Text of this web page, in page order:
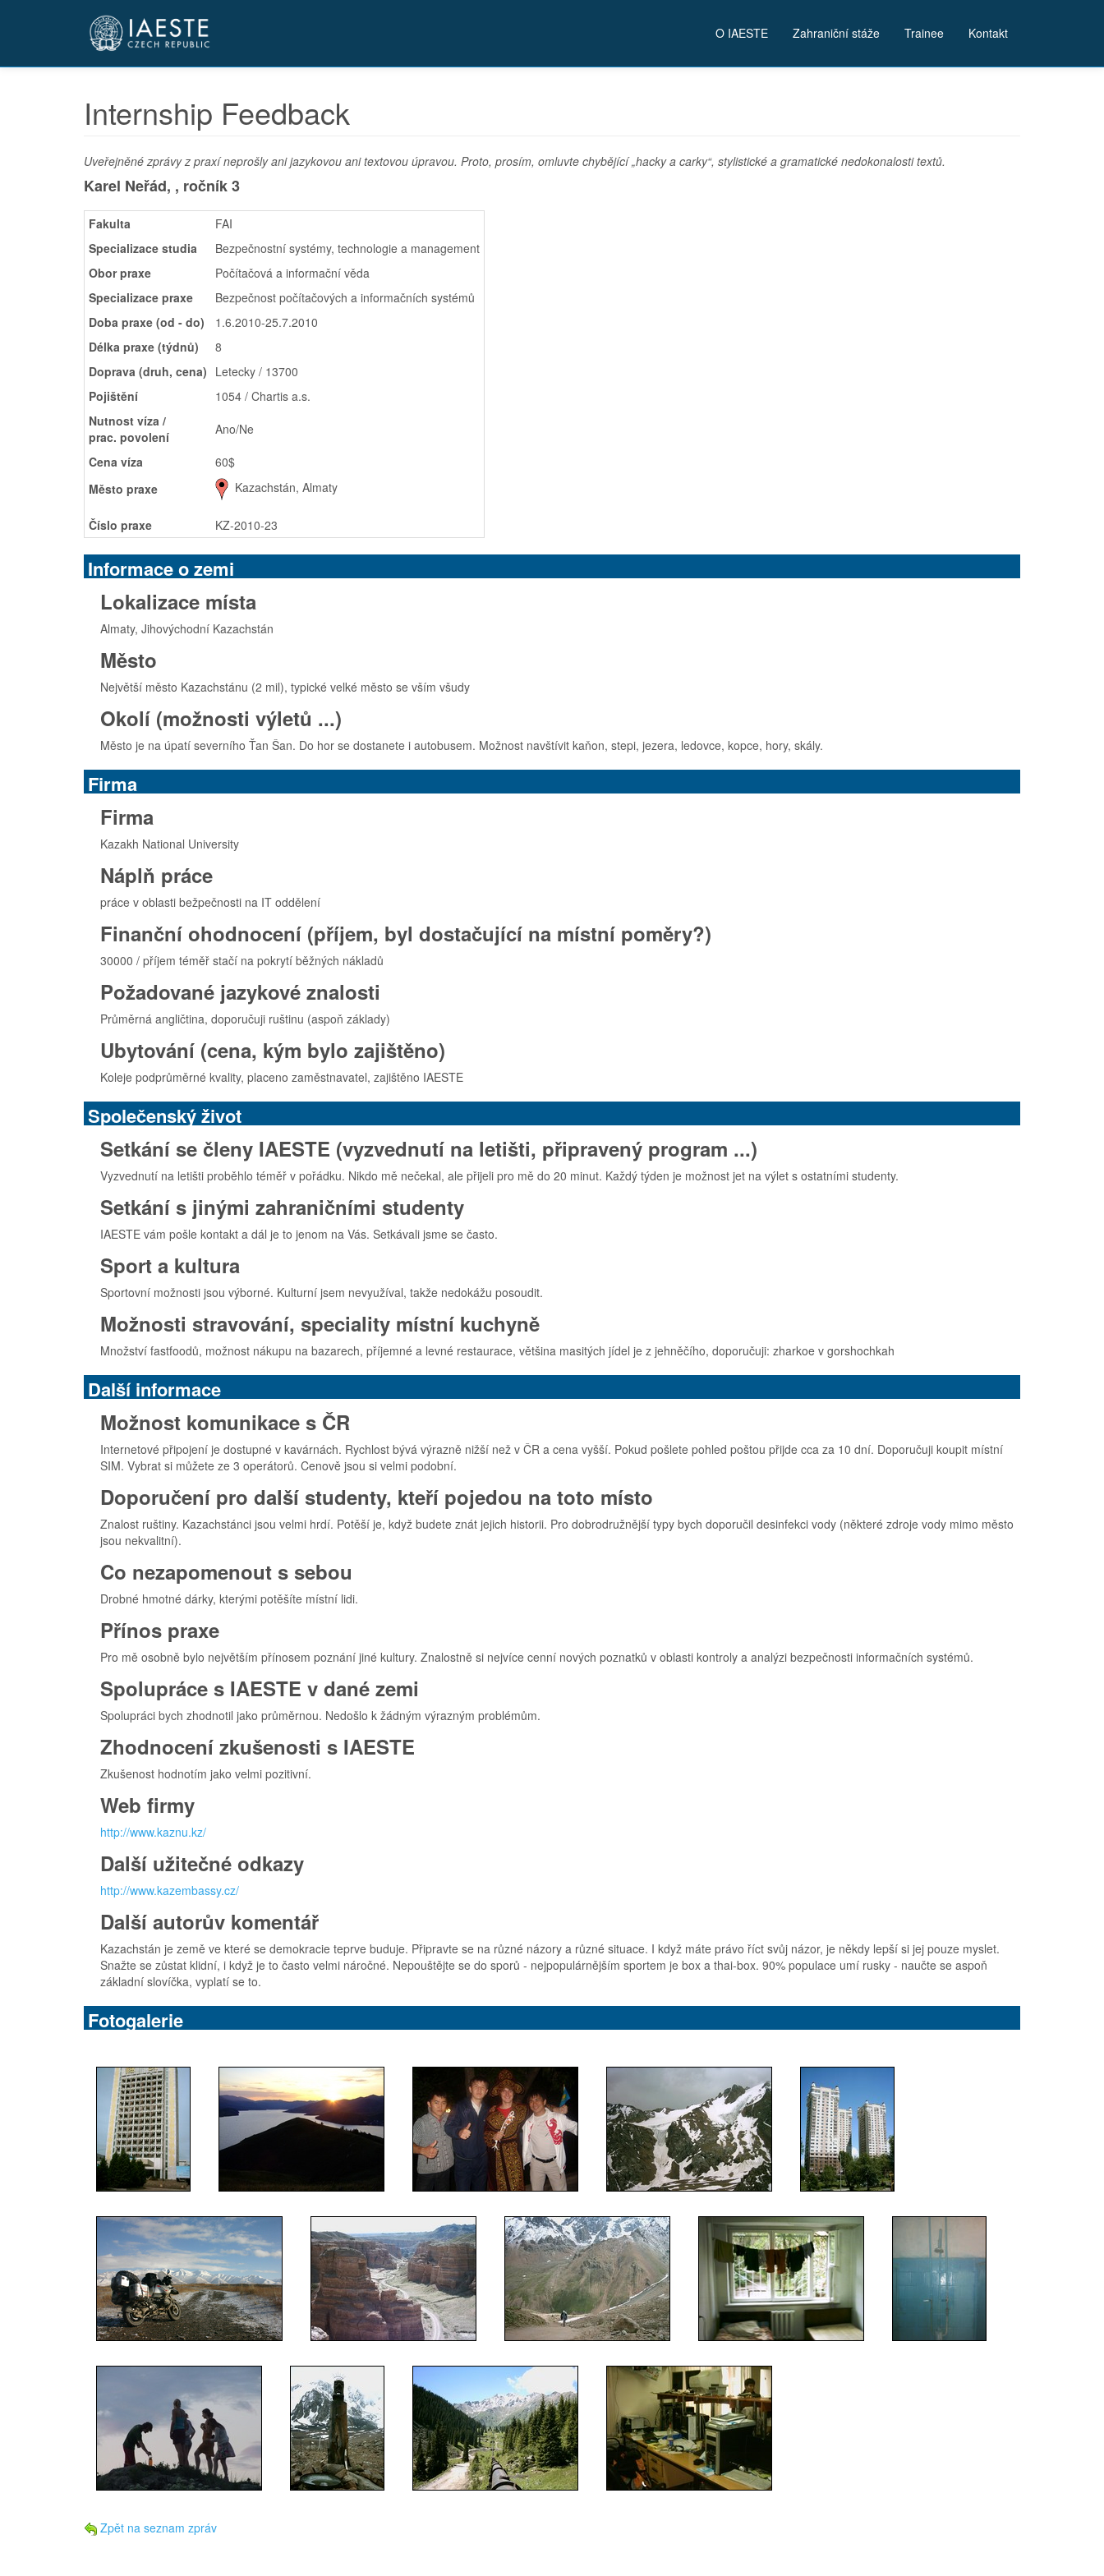
O IAESTE Zahraniční stáže Trainee Kontakt
Internship Feedback
Uveřejněné zprávy z praxí neprošly ani jazykovou ani textovou úpravou. Proto, prosím, omluvte chybějící „hacky a carky“, stylistické a gramatické nedokonalosti textů.
Karel Neřád, , ročník 3
Fakulta
FAI
Specializace studia
Bezpečnostní systémy, technologie a management
Obor praxe
Počítačová a informační věda
Specializace praxe
Bezpečnost počítačových a informačních systémů
Doba praxe (od - do)
1.6.2010-25.7.2010
Délka praxe (týdnů)
8
Doprava (druh, cena) Letecky / 13700
Pojištění
1054 / Chartis a.s.
Nutnost víza /
prac. povolení
Ano/Ne
Cena víza
60$
Město praxe
Kazachstán, Almaty
Číslo praxe KZ-2010-23
Informace o zemi
Lokalizace místa
Almaty, Jihovýchodní Kazachstán
Město
Největší město Kazachstánu (2 mil), typické velké město se vším všudy
Okolí (možnosti výletů ...)
Město je na úpatí severního Ťan Šan. Do hor se dostanete i autobusem. Možnost navštívit kaňon, stepi, jezera, ledovce, kopce, hory, skály.
Firma
Firma
Kazakh National University
Náplň práce
práce v oblasti bežpečnosti na IT oddělení
Finanční ohodnocení (příjem, byl dostačující na místní poměry?)
30000 / příjem téměř stačí na pokrytí běžných nákladů
Požadované jazykové znalosti
Průměrná angličtina, doporučuji ruštinu (aspoň základy)
Ubytování (cena, kým bylo zajištěno)
Koleje podprůměrné kvality, placeno zaměstnavatel, zajištěno IAESTE
Společenský život
Setkání se členy IAESTE (vyzvednutí na letišti, připravený program ...)
Vyzvednutí na letišti proběhlo téměř v pořádku. Nikdo mě nečekal, ale přijeli pro mě do 20 minut. Každý týden je možnost jet na výlet s ostatními studenty.
Setkání s jinými zahraničními studenty
IAESTE vám pošle kontakt a dál je to jenom na Vás. Setkávali jsme se často.
Sport a kultura
Sportovní možnosti jsou výborné. Kulturní jsem nevyužíval, takže nedokážu posoudit.
Možnosti stravování, speciality místní kuchyně
Množství fastfoodů, možnost nákupu na bazarech, příjemné a levné restaurace, většina masitých jídel je z jehněčího, doporučuji: zharkoe v gorshochkah
Další informace
Možnost komunikace s ČR
Internetové připojení je dostupné v kavárnách. Rychlost bývá výrazně nižší než v ČR a cena vyšší. Pokud pošlete pohled poštou přijde cca za 10 dní. Doporučuji koupit místní
SIM. Vybrat si můžete ze 3 operátorů. Cenově jsou si velmi podobní.
Doporučení pro další studenty, kteří pojedou na toto místo
Znalost ruštiny. Kazachstánci jsou velmi hrdí. Potěší je, když budete znát jejich historii. Pro dobrodružnější typy bych doporučil desinfekci vody (některé zdroje vody mimo město
jsou nekvalitní).
Co nezapomenout s sebou
Drobné hmotné dárky, kterými potěšíte místní lidi.
Přínos praxe
Pro mě osobně bylo největším přínosem poznání jiné kultury. Znalostně si nejvíce cenní nových poznatků v oblasti kontroly a analýzi bezpečnosti informačních systémů.
Spolupráce s IAESTE v dané zemi
Spolupráci bych zhodnotil jako průměrnou. Nedošlo k žádným výrazným problémům.
Zhodnocení zkušenosti s IAESTE
Zkušenost hodnotím jako velmi pozitivní.
Web firmy
http://www.kaznu.kz/
Další užitečné odkazy
http://www.kazembassy.cz/
Další autorův komentář
Kazachstán je země ve které se demokracie teprve buduje. Připravte se na různé názory a různé situace. I když máte právo říct svůj názor, je někdy lepší si jej pouze myslet.
Snažte se zůstat klidní, i když je to často velmi náročné. Nepouštějte se do sporů - nejpopulárnějším sportem je box a thai-box. 90% populace umí rusky - naučte se aspoň
základní slovíčka, vyplatí se to.
Fotogalerie
Zpět na seznam zpráv